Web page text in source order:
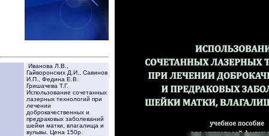
Иванова Л.В.,
Гайворонских Д.И., Савинов
И.П., Федина Е.В.
Гришачева Т.Г.
Использование сочетанных
лазерных технологий при
лечении
доброкачественных и
предраковых заболеваний
шейки матки, влагалища и
вульвы. Цена 150р.